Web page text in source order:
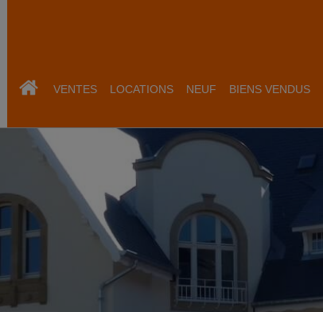
VENTES LOCATIONS NEUF BIENS VENDUS